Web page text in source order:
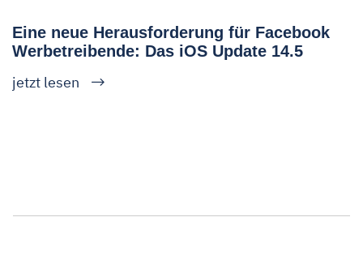
Eine neue Herausforderung für Facebook
Werbetreibende: Das iOS Update 14.5
jetzt lesen